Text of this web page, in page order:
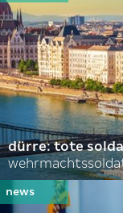
dürre: tote